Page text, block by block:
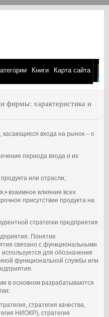
Книги Карта сайта
фирмы: характеристика и
касающиеся входа на рынок – о
периода входа и их
или отрасли;
взаимное влияние всех
присутствие продукта на
стратегии предприятия
Понятие
связано с функциональными
для обозначения
функциональной службы или
в основном разрабатываются
стратегия качества,
НИОКР), стратегия